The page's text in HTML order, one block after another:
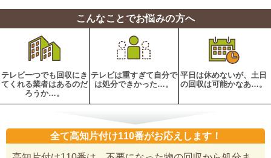
こんなことでお悩みの方へ
テレビ一つでも回収にき
てくれる業者はあるのだ
ろうか…。
テレビは重すぎて自分で
は処分できかった…。
平日は休めないが、土日
の回収は可能かなあ…。
全て高知片付け110番がお応えします！